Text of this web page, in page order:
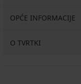
OPĆE INFORMACIJE
O TVRTKI